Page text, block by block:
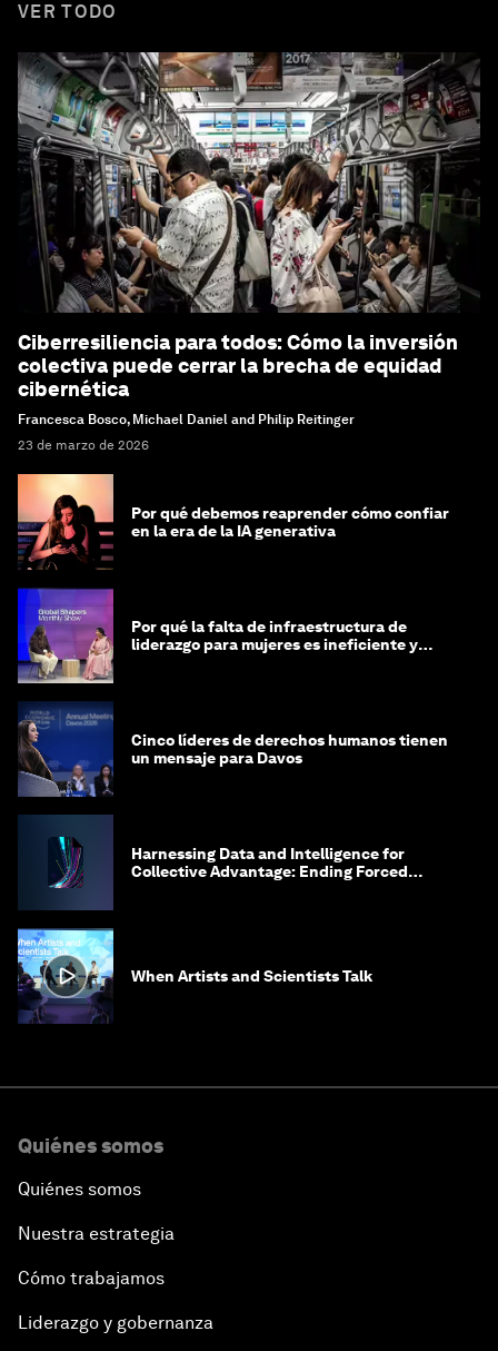
VER TODO
Ciberresiliencia para todos: Cómo la inversión
colectiva puede cerrar la brecha de equidad
cibernética
Francesca Bosco, Michael Daniel and Philip Reitinger
23 de marzo de 2026
Por qué debemos reaprender cómo confiar
en la era de la IA generativa
Por qué la falta de infraestructura de
liderazgo para mujeres es ineficiente y
Cinco líderes de derechos humanos tienen
un mensaje para Davos
Harnessing Data and Intelligence for
Collective Advantage: Ending Forced
When Artists and Scientists Talk
Quiénes somos
Quiénes somos
Nuestra estrategia
Cómo trabajamos
Liderazgo y gobernanza